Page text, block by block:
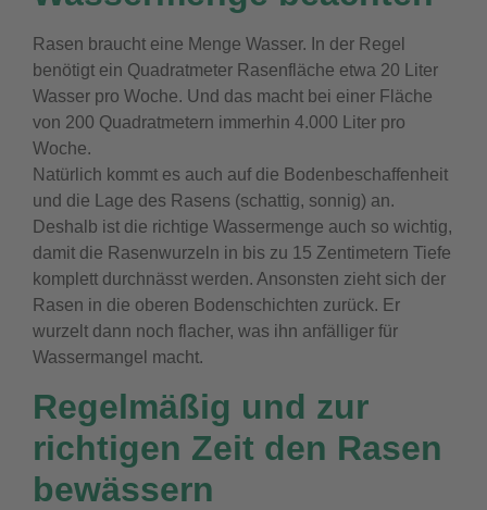
Rasen braucht eine Menge Wasser. In der Regel
benötigt ein Quadratmeter Rasenfläche etwa 20 Liter
Wasser pro Woche. Und das macht bei einer Fläche
von 200 Quadratmetern immerhin 4.000 Liter pro
Woche.
Natürlich kommt es auch auf die Bodenbeschaffenheit
und die Lage des Rasens (schattig, sonnig) an.
Deshalb ist die richtige Wassermenge auch so wichtig,
damit die Rasenwurzeln in bis zu 15 Zentimetern Tiefe
komplett durchnässt werden. Ansonsten zieht sich der
Rasen in die oberen Bodenschichten zurück. Er
wurzelt dann noch flacher, was ihn anfälliger für
Wassermangel macht.
Regelmäßig und zur
richtigen Zeit den Rasen
bewässern